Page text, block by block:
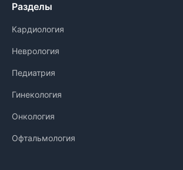
Разделы
Кардиология
Неврология
Педиатрия
Гинекология
Онкология
Офтальмология